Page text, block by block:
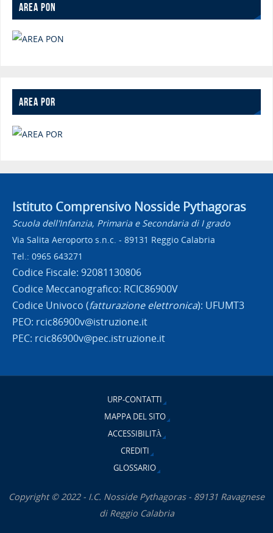
AREA PON
AREA POR
Istituto Comprensivo Nosside Pythagoras
Scuola dell'Infanzia, Primaria e Secondaria di I grado
Via Salita Aeroporto s.n.c. - 89131 Reggio Calabria
Tel.: 0965 643271
Codice Fiscale: 92081130806
Codice Meccanografico: RCIC86900V
Codice Univoco (fatturazione elettronica): UFUMT3
PEO: rcic86900v@istruzione.it
PEC: rcic86900v@pec.istruzione.it
URP-CONTATTI
MAPPA DEL SITO
ACCESSIBILITÀ
CREDITI
GLOSSARIO
Copyright © 2022 - I.C. Nosside Pythagoras - 89131 Ravagnese
di Reggio Calabria